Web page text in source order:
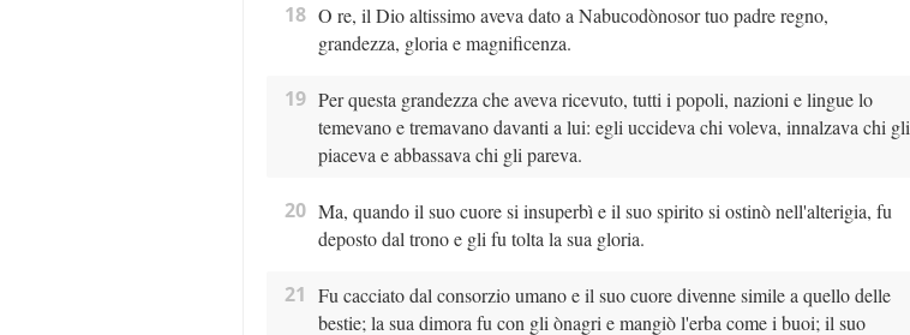
18 O re, il Dio altissimo aveva dato a Nabucodònosor tuo padre regno,
grandezza, gloria e magnificenza.
19 Per questa grandezza che aveva ricevuto, tutti i popoli, nazioni e lingue lo
temevano e tremavano davanti a lui: egli uccideva chi voleva, innalzava chi gli
piaceva e abbassava chi gli pareva.
20 Ma, quando il suo cuore si insuperbì e il suo spirito si ostinò nell'alterigia, fu
deposto dal trono e gli fu tolta la sua gloria.
21 Fu cacciato dal consorzio umano e il suo cuore divenne simile a quello delle
bestie; la sua dimora fu con gli ònagri e mangiò l'erba come i buoi; il suo